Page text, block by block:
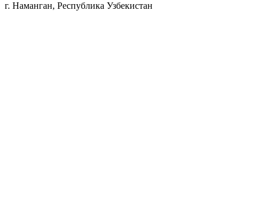
г. Наманган, Республика Узбекистан